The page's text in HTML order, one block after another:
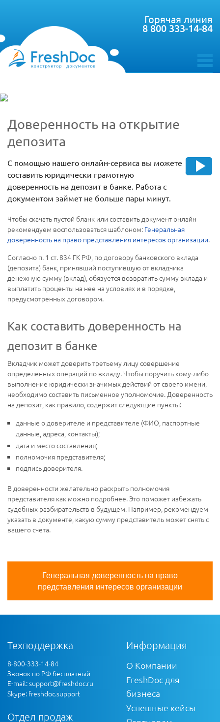
toggle
Горячая линия
8 800 333-14-84
Доверенность на открытие
депозита
С помощью нашего онлайн-сервиса вы можете
составить юридически грамотную
доверенность на депозит в банке. Работа с
документом займет не больше пары минут.
Чтобы скачать пустой бланк или составить документ онлайн
рекомендуем воспользоваться шаблоном: Генеральная
доверенность на право представления интересов организации.
Согласно п. 1 ст. 834 ГК РФ, по договору банковского вклада
(депозита) банк, принявший поступившую от вкладчика
денежную сумму (вклад), обязуется возвратить сумму вклада и
выплатить проценты на нее на условиях и в порядке,
предусмотренных договором.
Как составить доверенность на
депозит в банке
Вкладчик может доверить третьему лицу совершение
определенных операций по вкладу. Чтобы поручить кому-либо
выполнение юридически значимых действий от своего имени,
необходимо составить письменное уполномочие. Доверенность
на депозит, как правило, содержит следующие пункты:
данные о доверителе и представителе (ФИО, паспортные
данные, адреса, контакты);
дата и место составления;
полномочия представителя;
подпись доверителя.
В доверенности желательно раскрыть полномочия
представителя как можно подробнее. Это поможет избежать
судебных разбирательств в будущем. Например, рекомендуем
указать в документе, какую сумму представитель может снять с
вашего счета.
Генеральная доверенность на право
представления интересов организации
Техподдержка
8-800-333-14-84
Звонок по РФ бесплатный
E-mail:support@freshdoc.ru
Skype: freshdoc.support
Отдел продаж
Информация
О Компании
FreshDoc для
бизнеса
Успешные кейсы